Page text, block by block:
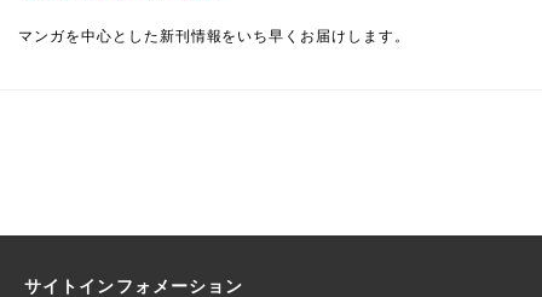
マンガを中心とした新刊情報をいち早くお届けします。
サイトインフォメーション